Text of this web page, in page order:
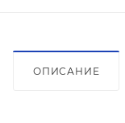
ОПИСАНИЕ